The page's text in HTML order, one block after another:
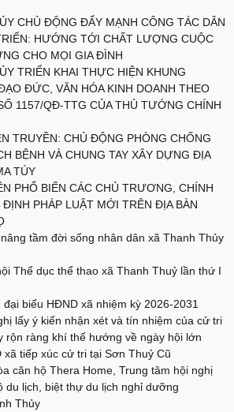
CHỦ ĐỘNG ĐẨY MẠNH CÔNG TÁC DÂN
HƯỚNG TỚI CHẤT LƯỢNG CUỘC
CHO MỌI GIA ĐÌNH
TRIỂN KHAI THỰC HIỆN KHUNG
ĐỨC, VĂN HÓA KINH DOANH THEO
1157/QĐ-TTG CỦA THỦ TƯỚNG CHÍNH
TRUYỀN: CHỦ ĐỘNG PHÒNG CHỐNG
BỆNH VÀ CHUNG TAY XÂY DỰNG ĐỊA
TÚY
PHỔ BIẾN CÁC CHỦ TRƯƠNG, CHÍNH
ĐỊNH PHÁP LUẬT MỚI TRÊN ĐỊA BÀN
tầm đời sống nhân dân xã Thanh Thủy
Thể dục thể thao xã Thanh Thuỷ lần thứ I
biểu HĐND xã nhiệm kỳ 2026-2031
lấy ý kiến nhận xét và tín nhiệm của cử tri
rộn ràng khí thế hướng về ngày hội lớn
tiếp xúc cử tri tại Sơn Thuỷ Cũ
căn hộ Thera Home, Trung tâm hội nghị
du lịch, biệt thự du lịch nghỉ dưỡng
Thủy